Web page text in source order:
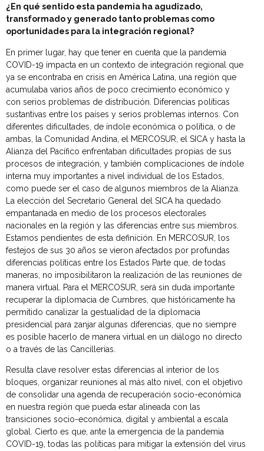
¿En qué sentido esta pandemia ha agudizado,
transformado y generado tanto problemas como
oportunidades para la integración regional?
En primer lugar, hay que tener en cuenta que la pandemia
COVID-19 impacta en un contexto de integración regional que
ya se encontraba en crisis en América Latina, una región que
acumulaba varios años de poco crecimiento económico y
con serios problemas de distribución. Diferencias políticas
sustantivas entre los países y serios problemas internos. Con
diferentes dificultades, de índole económica o política, o de
ambas, la Comunidad Andina, el MERCOSUR, el SICA y hasta la
Alianza del Pacífico enfrentaban dificultades propias de sus
procesos de integración, y también complicaciones de índole
interna muy importantes a nivel individual de los Estados,
como puede ser el caso de algunos miembros de la Alianza.
La elección del Secretario General del SICA ha quedado
empantanada en medio de los procesos electorales
nacionales en la región y las diferencias entre sus miembros.
Estamos pendientes de esta definición. En MERCOSUR, los
festejos de sus 30 años se vieron afectados por profundas
diferencias políticas entre los Estados Parte que, de todas
maneras, no imposibilitaron la realización de las reuniones de
manera virtual. Para el MERCOSUR, será sin duda importante
recuperar la diplomacia de Cumbres, que históricamente ha
permitido canalizar la gestualidad de la diplomacia
presidencial para zanjar algunas diferencias, que no siempre
es posible hacerlo de manera virtual en un diálogo no directo
o a través de las Cancillerías.
Resulta clave resolver estas diferencias al interior de los
bloques, organizar reuniones al más alto nivel, con el objetivo
de consolidar una agenda de recuperación socio-económica
en nuestra región que pueda estar alineada con las
transiciones socio-económica, digital y ambiental a escala
global. Cierto es que, ante la emergencia de la pandemia
COVID-19, todas las políticas para mitigar la extensión del virus